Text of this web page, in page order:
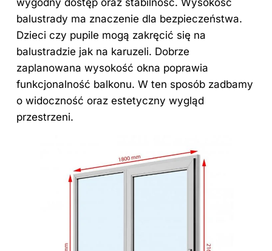
wygodny dostęp oraz stabilność. Wysokość
balustrady ma znaczenie dla bezpieczeństwa.
Dzieci czy pupile mogą zakręcić się na
balustradzie jak na karuzeli. Dobrze
zaplanowana wysokość okna poprawia
funkcjonalność balkonu. W ten sposób zadbamy
o widoczność oraz estetyczny wygląd
przestrzeni.